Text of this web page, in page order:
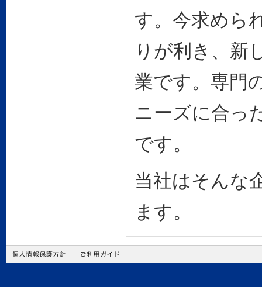
す。今求めら
りが利き、新
業です。専門
ニーズに合っ
です。
当社はそんな
ます。